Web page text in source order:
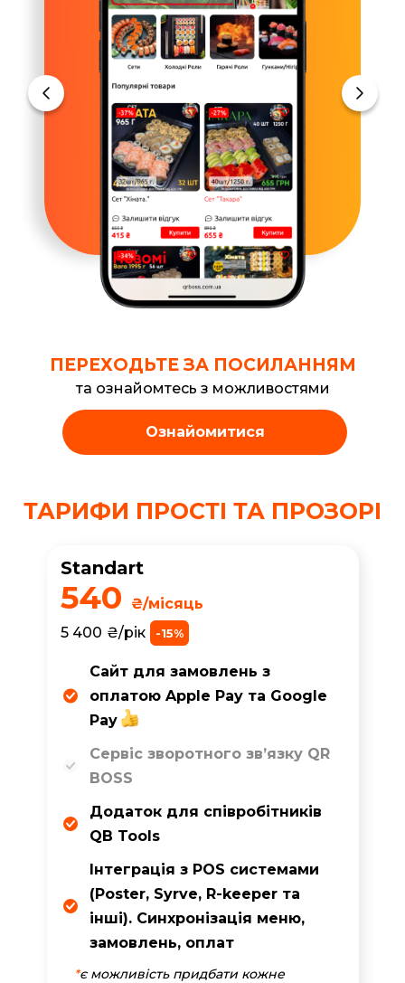
ПЕРЕХОДЬТЕ ЗА ПОСИЛАННЯМ
та ознайомтесь з можливостями
Ознайомитися
ТАРИФИ ПРОСТІ ТА ПРОЗОРІ
Standart
540
₴/місяць
5 400 ₴/рік -15%
Сайт для замовлень з
оплатою Apple Pay та Google
Pay
Сервіс зворотного зв’язку QR
BOSS
Додаток для співробітників
QB Tools
Iнтеграція з POS системами
(Poster, Syrve, R-keeper та
інші). Синхронізація меню,
замовлень, оплат
*є можливість придбати кожне